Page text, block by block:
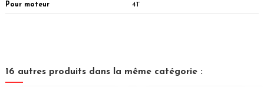
Pour moteur 4T
16 autres produits dans la même catégorie :